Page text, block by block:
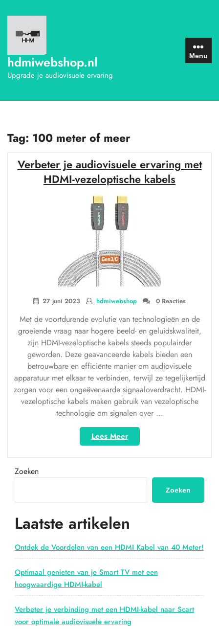
naar
inhoud
hdmiwebshop.nl
Upgrade je audiovisuele ervaring
Menu
Tag: 100 meter of meer
Verbeter je audiovisuele ervaring met
HDMI-vezeloptische kabels
27 juni 2023 hdmiwebshop 0 Reacties
Met de voortdurende evolutie van technologieën en de
groeiende vraag naar hogere beeld- en geluidskwaliteit,
zijn HDMI-vezeloptische kabels steeds populairder
geworden. Deze geavanceerde kabels bieden een
betrouwbare en efficiënte manier om audiovisuele
apparatuur met elkaar te verbinden, terwijl ze tegelijkertijd
zorgen voor een ongeëvenaarde signaaloverdracht. HDMI-
vezeloptische kabels maken gebruik van vezeloptische
technologie om signalen over …
Lees Meer“Verbeter
je
audiovisuele
met
vezeloptische
Zoeken
Zoeken
Laatste artikelen
Ontdek de Voordelen van een HDMI Kabel van 40 Meter!
Optimaal genieten van je Smart TV met een
hoogwaardige HDMI-kabel
Verbeter je verbinding met een HDMI-kabel naar Scart
voor optimale audiovisuele ervaring